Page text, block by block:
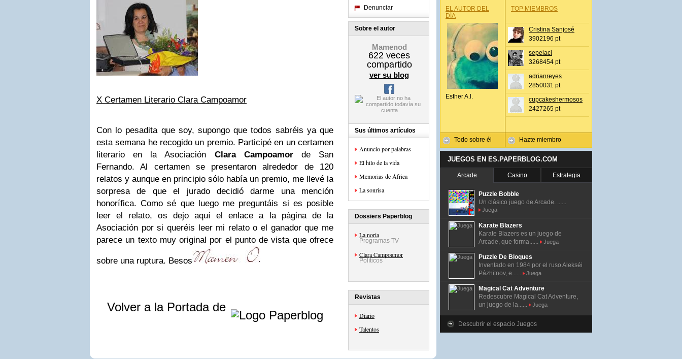
X Certamen Literario Clara Campoamor
Con lo pesadita que soy, supongo que todos sabréis ya que
esta semana he recogido un premio. Participé en un certamen
literario en la Asociación Clara Campoamorde San
Fernando. Al certamen se presentaron alrededor de 120
relatos y aunque en principio sólo había un premio, me llevé la
sorpresa de que el jurado decidió darme una mención
honorífica. Como sé que luego me preguntáis si es posible
leer el relato, os dejo aquí el enlace a la página de la
Asociación por si queréis leer mi relato o el ganador que me
parece un texto muy original por el punto de vista que ofrece
sobre una ruptura. Besos
Volver a la Portada de
Denunciar
Sobre el autor
Mamenod
622 veces
compartido
ver su blog
Sus últimos artículos
Anuncio por palabras
El hilo de la vida
Memorias de África
La sonrisa
Dossiers Paperblog
La noria
Programas TV
Clara Campoamor
Políticos
Revistas
Diario
Talentos
EL AUTOR DEL
DÍA
Esther A.l.
Todo sobre él
TOP MIEMBROS
Cristina Sanjosé
3902196 pt
sepelaci
3268454 pt
adrianreyes
2850031 pt
cupcakeshermosos
2427265 pt
Hazte miembro
JUEGOS EN ES.PAPERBLOG.COM
Arcade Casino Estrategia
Puzzle Bobble
Un clásico juego de Arcade. ......
Juega
Karate Blazers
Karate Blazers es un juego de
Arcade, que forma......
Juega
Puzzle De Bloques
Inventado en 1984 por el ruso Alekséi
Pázhitnov, e......
Juega
Magical Cat Adventure
Redescubre Magical Cat Adventure,
un juego de la......
Juega
Descubrir el espacio Juegos